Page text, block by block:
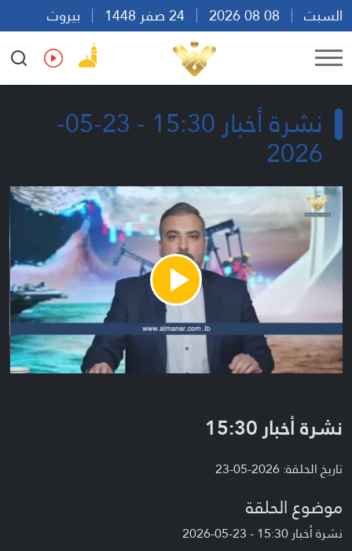
السبت
بيروت
18:19
Ar En Fr Es
نشرة أخبار 15:30 - 23-05-
2026
Play
Video
نشرة أخبار 15:30
تاريخ الحلقة: 2026-05-23
موضوع الحلقة
نشرة أخبار 15:30 - 23-05-2026